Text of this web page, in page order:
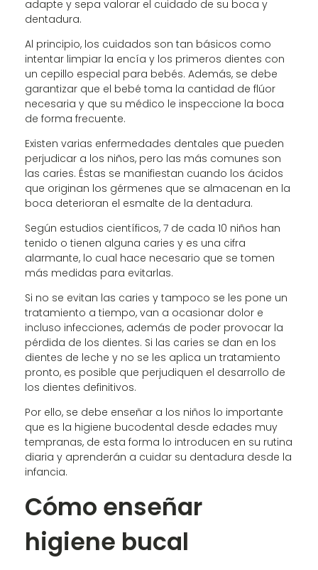
adapte y sepa valorar el cuidado de su boca y
dentadura.
Al principio, los cuidados son tan básicos como
intentar limpiar la encía y los primeros dientes con
un cepillo especial para bebés. Además, se debe
garantizar que el bebé toma la cantidad de flúor
necesaria y que su médico le inspeccione la boca
de forma frecuente.
Existen varias enfermedades dentales que pueden
perjudicar a los niños, pero las más comunes son
las caries. Éstas se manifiestan cuando los ácidos
que originan los gérmenes que se almacenan en la
boca deterioran el esmalte de la dentadura.
Según estudios científicos, 7 de cada 10 niños han
tenido o tienen alguna caries y es una cifra
alarmante, lo cual hace necesario que se tomen
más medidas para evitarlas.
Si no se evitan las caries y tampoco se les pone un
tratamiento a tiempo, van a ocasionar dolor e
incluso infecciones, además de poder provocar la
pérdida de los dientes. Si las caries se dan en los
dientes de leche y no se les aplica un tratamiento
pronto, es posible que perjudiquen el desarrollo de
los dientes definitivos.
Por ello, se debe enseñar a los niños lo importante
que es la higiene bucodental desde edades muy
tempranas, de esta forma lo introducen en su rutina
diaria y aprenderán a cuidar su dentadura desde la
infancia.
Cómo enseñar
higiene bucal